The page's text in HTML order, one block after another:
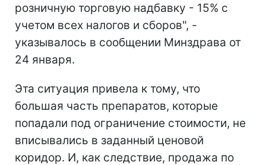
розничную торговую надбавку - 15% с
учетом всех налогов и сборов", -
указывалось в сообщении Минздрава от
24 января.
Эта ситуация привела к тому, что
большая часть препаратов, которые
попадали под ограничение стоимости, не
вписывались в заданный ценовой
коридор. И, как следствие, продажа по